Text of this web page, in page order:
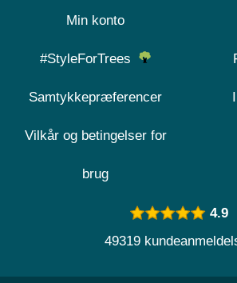
Min konto
#StyleForTrees
Samtykkepræferencer
Vilkår og betingelser for
brug
4.9
49319